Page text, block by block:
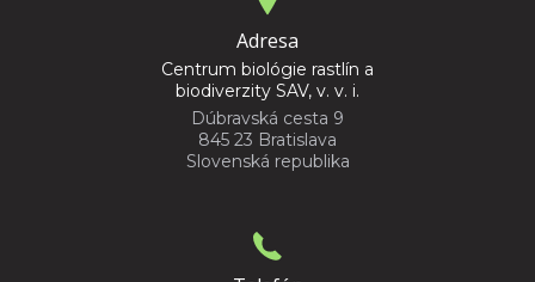
Adresa
Centrum biológie rastlín a
biodiverzity SAV, v. v. i.
Dúbravská cesta 9
845 23 Bratislava
Slovenská republika